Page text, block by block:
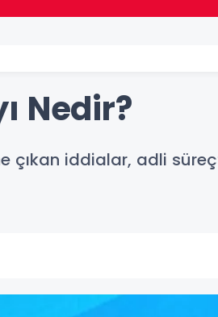
Nedir?
çıkan iddialar, adli